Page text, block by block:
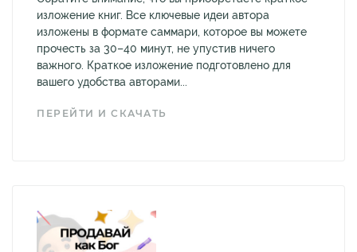
изложение книг. Все ключевые идеи автора
изложены в формате саммари, которое вы можете
прочесть за 30–40 минут, не упустив ничего
важного. Краткое изложение подготовлено для
вашего удобства авторами...
ПЕРЕЙТИ И СКАЧАТЬ